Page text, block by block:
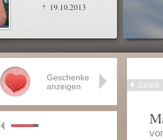
19.10.2013
Zurück
Geschenke
anzeigen